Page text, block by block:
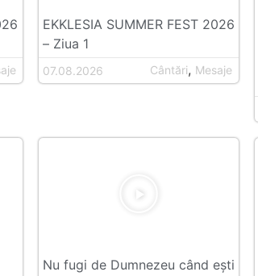
EKKLESIA SUMMER FEST 2026
– Ziua 1
07.08.2026 Cântări, Mesaje
Nu fugi de Dumnezeu când ești